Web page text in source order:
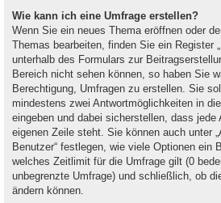
Wie kann ich eine Umfrage erstellen?
Wenn Sie ein neues Thema eröffnen oder
Themas bearbeiten, finden Sie ein Register
unterhalb des Formulars zur
Bereich nicht sehen können, so haben Sie
Berechtigung, Umfragen zu erstellen. Sie
mindestens zwei Antwortmöglichkeiten in
eingeben und dabei sicherstellen, dass jede
eigenen Zeile steht. Sie können auch unter
Benutzer“ festlegen, wie viele Optionen ein
welches Zeitlimit für die Umfrage gilt (0
unbegrenzte Umfrage) und schließlich, ob
ändern können.